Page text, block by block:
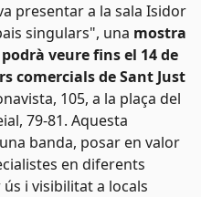
presentar a la sala Isidor
singulars", una mostra
veure fins el 14 de
comercials de Sant Just
105, a la plaça del
79-81. Aquesta
banda, posar en valor
en diferents
i visibilitat a locals